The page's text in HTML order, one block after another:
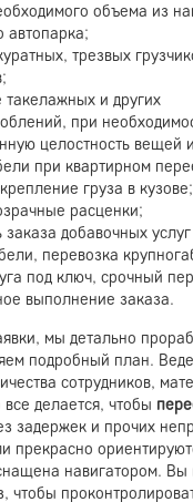
объема из
автопарка;
трезвых
такелажных и других
при
целостность вещей
при квартирном
груза в кузове;
расценки;
добавочных
перевозка
под ключ, срочный
выполнение заказа.
мы детально
подробный план.
сотрудников,
делается, чтобы
задержек и прочих
прекрасно
навигатором. Вы
чтобы